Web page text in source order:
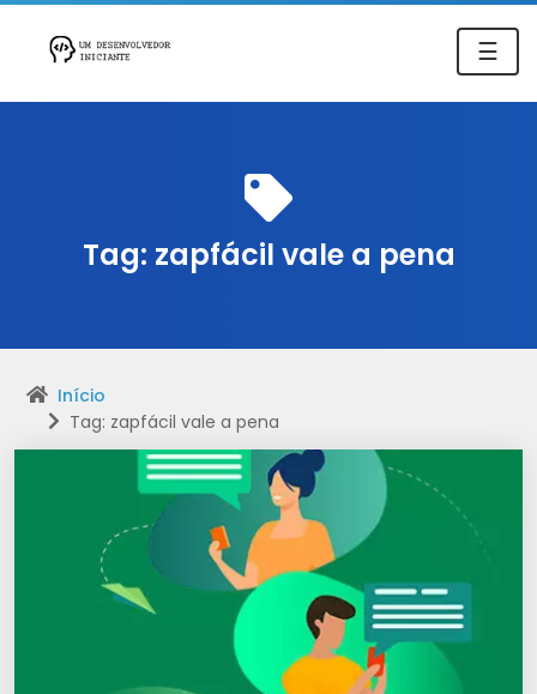
☰
Tag: zapfácil vale a pena
Início
Tag: zapfácil vale a pena